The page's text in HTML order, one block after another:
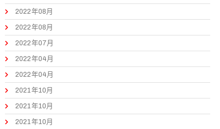
2022年08月
2022年08月
2022年07月
2022年04月
2022年04月
2021年10月
2021年10月
2021年10月